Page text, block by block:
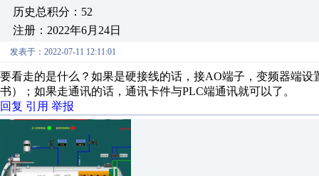
历史总积分：52
注册：2022年6月24日
发表于：2022-07-11 12:11:01
要看走的是什么？如果是硬接线的话，接AO端子，变频器端
书）；如果走通讯的话，通讯卡件与PLC端通讯就可以了。
回复 引用 举报